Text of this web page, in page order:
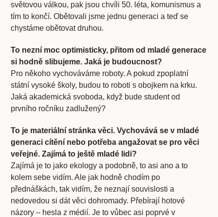
světovou válkou, pak jsou chvíli 50. léta, komunismus a
tím to končí. Obětovali jsme jednu generaci a teď se
chystáme obětovat druhou.
To nezní moc optimisticky, přitom od mladé generace
si hodně slibujeme. Jaká je budoucnost?
Pro někoho vychováváme roboty. A pokud zpoplatní
státní vysoké školy, budou to roboti s obojkem na krku.
Jaká akademická svoboda, když bude student od
prvního ročníku zadlužený?
To je materiální stránka věci. Vychovává se v mladé
generaci cítění nebo potřeba angažovat se pro věci
veřejné. Zajímá to ještě mladé lidi?
Zajímá je to jako ekology a podobně, to asi ano a to
kolem sebe vidím. Ale jak hodně chodím po
přednáškách, tak vidím, že neznají souvislosti a
nedovedou si dát věci dohromady. Přebírají hotové
názory – hesla z médií. Je to vůbec asi poprvé v